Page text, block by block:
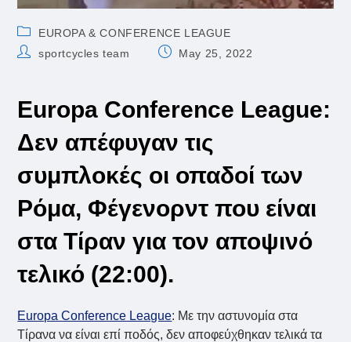
Post
category:
EUROPA & CONFERENCE LEAGUE
Postsportcycles team
PostMay 25, 2022
Europa Conference League:
Δεν απέφυγαν τις
συμπλοκές οι οπαδοί των
Ρόμα, Φέγενορντ που είναι
στα Τίραν για τον αποψινό
τελικό (22:00).
Europa Conference League: Με την αστυνομία στα
Τίρανα να είναι επί ποδός, δεν αποφεύχθηκαν τελικά τα